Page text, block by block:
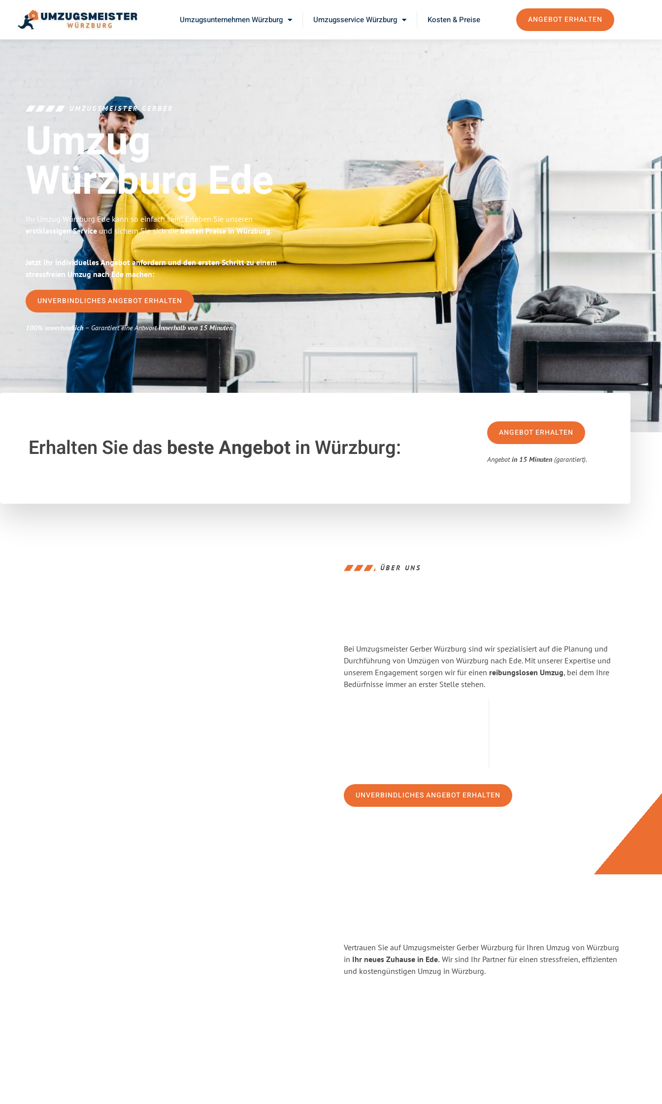
Umzugsunternehmen Würzburg Umzugsservice Würzburg Kosten & Preise ANGEBOT ERHALTEN
UMZUGSMEISTER GERBER
Umzug
WürzburgEde
Ihr Umzug Würzburg Ede kann so einfach sein! Erleben Sie unseren
erstklassigen Service und sichern Sie sich diebesten Preise in Würzburg.
Jetzt Ihr individuelles Angebot anfordern und den ersten Schritt zu einem
stressfreien Umzug nach Ede machen:
UNVERBINDLICHES ANGEBOT ERHALTEN
100% unverbindlich– Garantiert eine Antwortinnerhalb von 15 Minuten.
Erhalten Sie das beste Angebotin Würzburg:
ANGEBOT ERHALTEN
Angebotin 15 Minuten (garantiert).
ÜBER UNS
Bei Umzugsmeister Gerber Würzburg sind wir spezialisiert auf die Planung und
Durchführung von Umzügen von Würzburg nach Ede. Mit unserer Expertise und
unserem Engagement sorgen wir für einen reibungslosen Umzug, bei dem Ihre
Bedürfnisse immer an erster Stelle stehen.
UNVERBINDLICHES ANGEBOT ERHALTEN
Vertrauen Sie auf Umzugsmeister Gerber Würzburg für Ihren Umzug von Würzburg
in Ihr neues Zuhause in Ede. Wir sind Ihr Partner für einen stressfreien, effizienten
und kostengünstigen Umzug in Würzburg.